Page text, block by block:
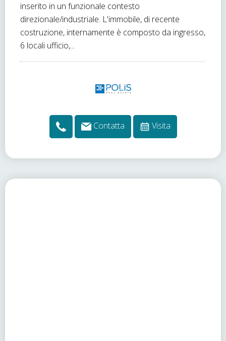
inserito in un funzionale contesto
direzionale/industriale. L'immobile, di recente
costruzione, internamente è composto da ingresso,
6 locali ufficio,...
Contatta Visita